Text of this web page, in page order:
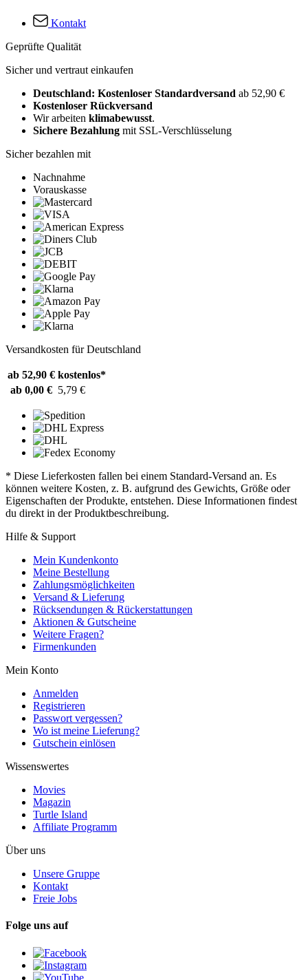
Kontakt
Geprüfte Qualität
Sicher und vertraut einkaufen
Deutschland: Kostenloser Standardversand ab 52,90 €
Kostenloser Rückversand
Wir arbeiten klimabewusst.
Sichere Bezahlung mit SSL-Verschlüsselung
Sicher bezahlen mit
Nachnahme
Vorauskasse
Versandkosten für Deutschland
ab 52,90 € kostenlos*
ab 0,00 € 5,79 €
* Diese Lieferkosten fallen bei einem Standard-Versand an. Es
können weitere Kosten, z. B. aufgrund des Gewichts, Größe oder
Eigenschaften der Produkte, entstehen. Diese Informationen findest
du direkt in der Produktbeschreibung.
Hilfe & Support
Mein Kundenkonto
Meine Bestellung
Zahlungsmöglichkeiten
Versand & Lieferung
Rücksendungen & Rückerstattungen
Aktionen & Gutscheine
Weitere Fragen?
Firmenkunden
Mein Konto
Anmelden
Registrieren
Passwort vergessen?
Wo ist meine Lieferung?
Gutschein einlösen
Wissenswertes
Movies
Magazin
Turtle Island
Affiliate Programm
Über uns
Unsere Gruppe
Kontakt
Freie Jobs
Folge uns auf